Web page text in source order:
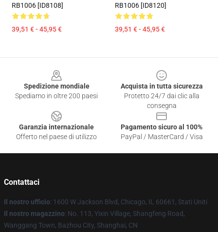
RB1006 [ID8108]
39,51 € - 45,95 €
RB1006 [ID8120]
39,51 € - 45,95 €
Spedizione mondiale
Spediamo in oltre 200 paesi
Acquista in tutta sicurezza
Protetto 24/7 dai clic alla
consegna
Garanzia internazionale
Offerto nel paese di utilizzo
Pagamento sicuro al 100%
PayPal / MasterCard / Visa
Contattaci
Il nostro ufficio: 1600 W Jackson Blvd, Chicago, IL 60661, Stati Uniti
Il nostro magazzino: No. 113, Yixin Village, Shangfeng Road,
Wanggang Town, Bazhou City, Shanghai, CN